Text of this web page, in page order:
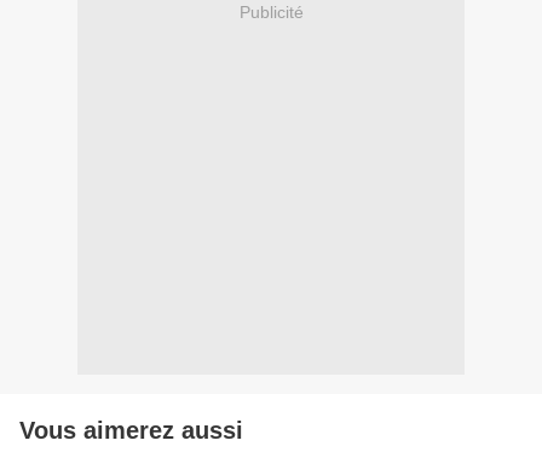
Publicité
Vous aimerez aussi